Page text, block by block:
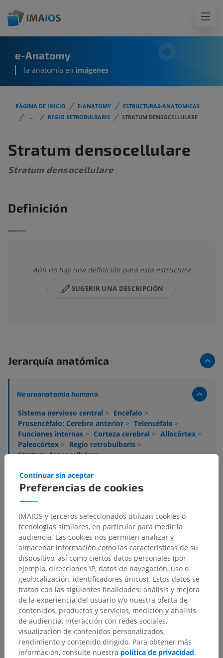
e-Anatomy
la anatomía en imágenes
PÁGINA DE INICIO E-ANATOMY
ESTRUCTURAS-ANATOMICAS
...
REGIO RETROBULBARIS STRATUM DENSOCELLULARE
Stratum densocellulare
Stratum densocellulare
Definición
Aún no hay una definición para esta estructura
SUGERIR UNA DESCRIPCIÓN
Jerarquía anatómica
Neuroanatomía humana
Sistema nervioso central > Encéfalo >
Prosencéfalo; Cerebro anterior > Telencéfalo >
Funciones internas > Corteza cerebral > Allocórtex >
Paleocórtex > Regio retrobulbaris >
Stratum densocellulare
Estructuras subyacentes:
subyacentes correspondientes para esta parte
Traducciones
¿Ha detectado un error?
No dude en sugerir una corrección, traducción o
mejora de contenido.
Reportar un error
Preferencias de cookies
Continuar sin aceptar
IMAIOS y terceros seleccionados utilizan cookies o
tecnologías similares, en particular para medir la
audiencia. Las cookies nos permiten analizar y
almacenar información como las características de su
dispositivo, así como ciertos datos personales (por
ejemplo, direcciones IP, datos de navegación, uso o
geolocalización, identificadores únicos). Estos datos se
tratan con las siguientes finalidades: análisis y mejora
de la experiencia del usuario y/o nuestra oferta de
contenidos, productos y servicios, medición y análisis
de audiencia, interacción con redes sociales,
visualización de contenidos personalizados,
rendimiento y contenido dirigido. Para obtener más
información, consulte nuestra política de privacidad.